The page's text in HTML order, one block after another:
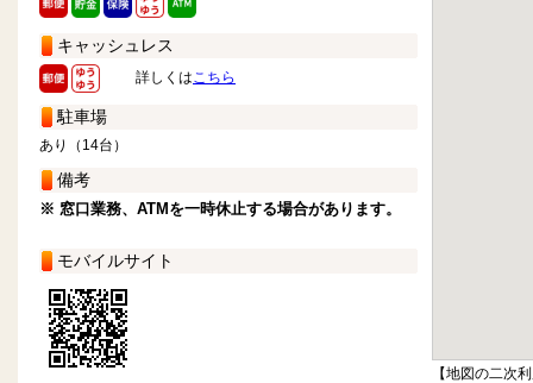
キャッシュレス
詳しくはこちら
駐車場
あり（14台）
備考
※ 窓口業務、ATMを一時休止する場合があります。
モバイルサイト
【地図の二次